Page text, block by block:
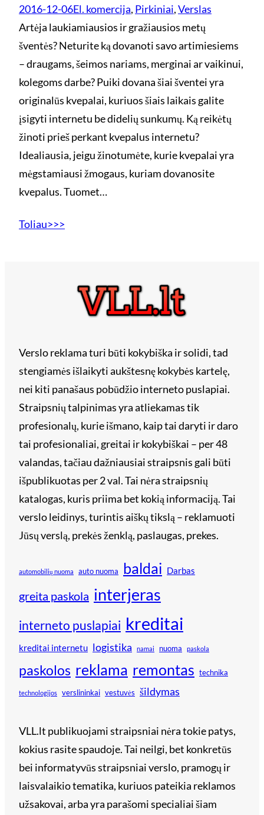
2016-12-06El. komercija, Pirkiniai, Verslas
Artėja laukiamiausios ir gražiausios metų
šventės? Neturite ką dovanoti savo artimiesiems
– draugams, šeimos nariams, merginai ar vaikinui,
kolegoms darbe? Puiki dovana šiai šventei yra
originalūs kvepalai, kuriuos šiais laikais galite
įsigyti internetu be didelių sunkumų. Ką reikėtų
žinoti prieš perkant kvepalus internetu?
Idealiausia, jeigu žinotumėte, kurie kvepalai yra
mėgstamiausi žmogaus, kuriam dovanosite
kvepalus. Tuomet…
Toliau>>>
Verslo reklama turi būti kokybiška ir solidi, tad
stengiamės išlaikyti aukštesnę kokybės kartelę,
nei kiti panašaus pobūdžio interneto puslapiai.
Straipsnių talpinimas yra atliekamas tik
profesionalų, kurie išmano, kaip tai daryti ir daro
tai profesionaliai, greitai ir kokybiškai – per 48
valandas, tačiau dažniausiai straipsnis gali būti
išpublikuotas per 2 val. Tai nėra straipsnių
katalogas, kuris priima bet kokią informaciją. Tai
verslo leidinys, turintis aiškų tikslą – reklamuoti
Jūsų verslą, prekės ženklą, paslaugas, prekes.
automobilių nuoma auto nuoma baldai Darbas
greita paskola interjeras
interneto puslapiai kreditai
kreditai internetu logistika namai nuoma paskola
paskolos reklama remontas technika
technologijos verslininkai vestuvės šildymas
VLL.lt publikuojami straipsniai nėra tokie patys,
kokius rasite spaudoje. Tai neilgi, bet konkretūs
bei informatyvūs straipsniai verslo, pramogų ir
laisvalaikio tematika, kuriuos pateikia reklamos
užsakovai, arba yra parašomi specialiai šiam